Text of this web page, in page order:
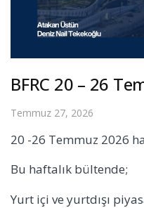
BFRC 20 – 26
Temmuz 27, 2026
20 -26 Temmuz 2026
Bu haftalık bültende;
Yurt içi ve yurtdışı